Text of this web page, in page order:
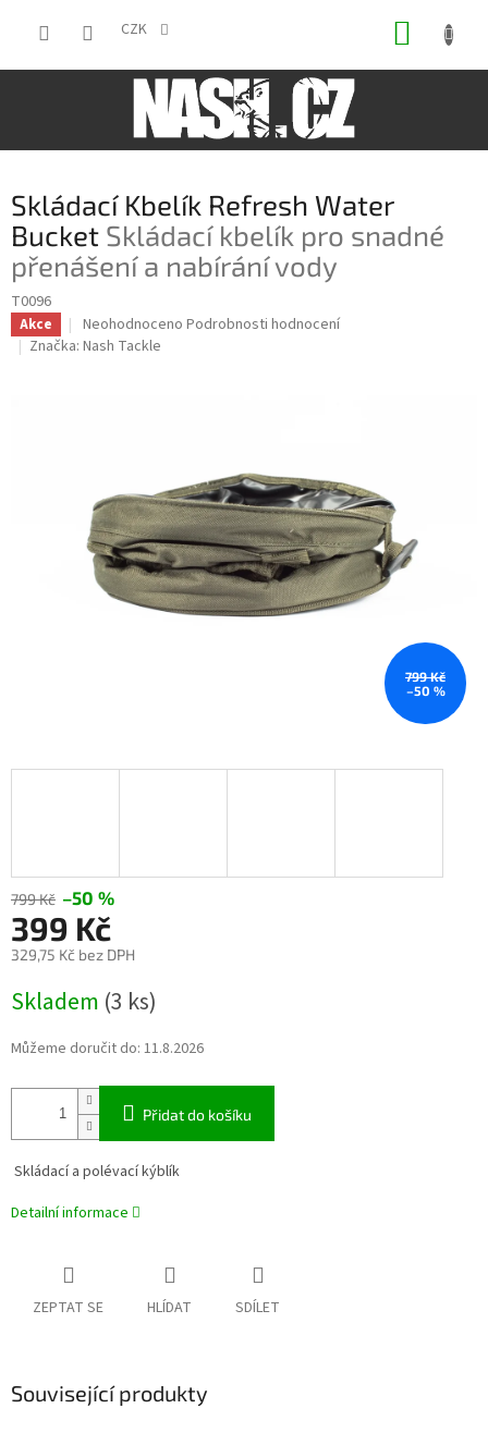
CZK
Skládací Kbelík Refresh Water
Bucket Skládací kbelík pro snadné
přenášení a nabírání vody
T0096
Akce
Průměrné
hodnocení
Neohodnoceno Podrobnosti hodnocení
Značka: Nash Tackle
799 Kč
–50 %
799 Kč –50 %
399 Kč
329,75 Kč bez DPH
cena:
Skladem (3 ks)
Můžeme doručit do: 11.8.2026
Přidat do košíku
Skládací a polévací kýblík
Detailní informace
ZEPTAT SE HLÍDAT SDÍLET
Související produkty